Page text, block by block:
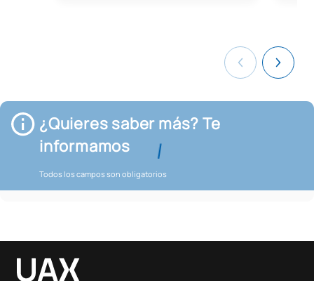
¿Quieres saber más? Te
informamos
Todos los campos son obligatorios